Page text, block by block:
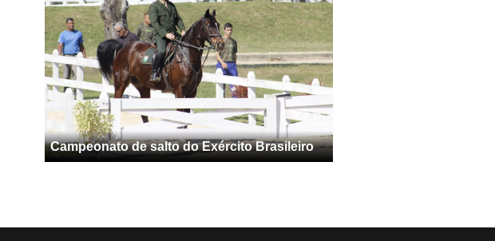
Campeonato de salto do Exército Brasileiro